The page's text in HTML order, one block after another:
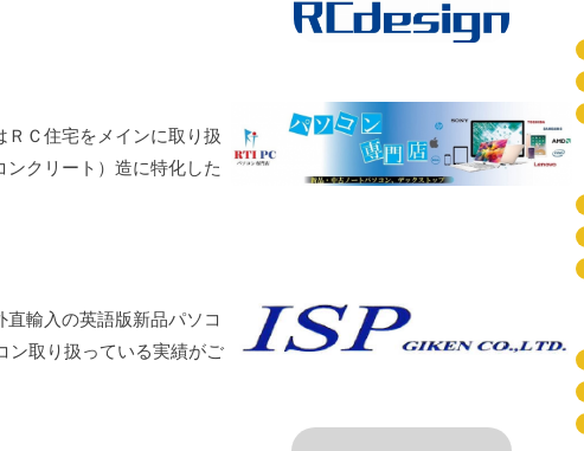
Ｃ住宅をメインに取り扱
クリート）造に特化した
輸入の英語版新品パソコ
ン取り扱っている実績がご